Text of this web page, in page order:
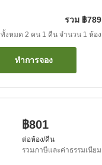
รวม ฿789
ทั้งหมด 2 คน 1 คืน จำนวน 1 ห้อง
ทำการจอง
฿801
ต่อห้อง/คืน
รวมภาษีและค่าธรรมเนียม